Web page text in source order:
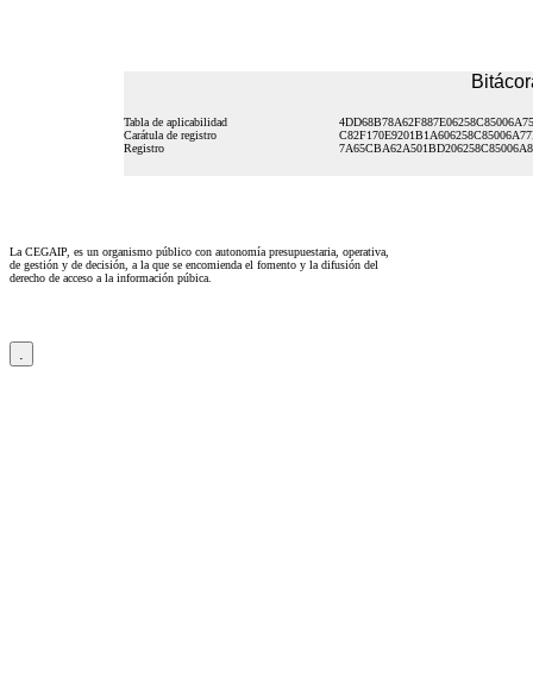
Tabla de aplicabilidad
Carátula de registro
Registro
La CEGAIP, es un organismo público con autonomía presupuestaria, operativa,
de gestión y de decisión, a la que se encomienda el fomento y la difusión del
derecho de acceso a la información púbica.